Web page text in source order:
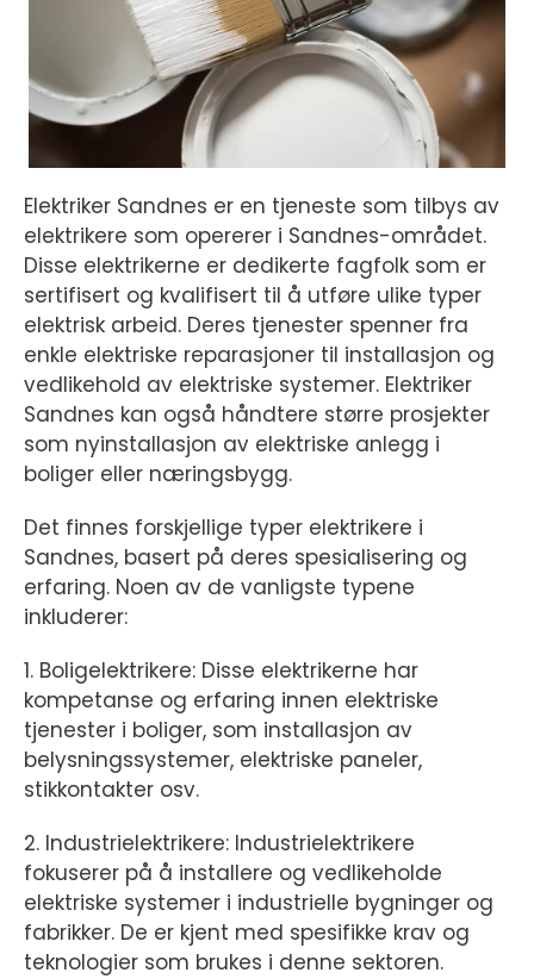
Elektriker Sandnes er en tjeneste som tilbys av
elektrikere som opererer i Sandnes-området.
Disse elektrikerne er dedikerte fagfolk som er
sertifisert og kvalifisert til å utføre ulike typer
elektrisk arbeid. Deres tjenester spenner fra
enkle elektriske reparasjoner til installasjon og
vedlikehold av elektriske systemer. Elektriker
Sandnes kan også håndtere større prosjekter
som nyinstallasjon av elektriske anlegg i
boliger eller næringsbygg.
Det finnes forskjellige typer elektrikere i
Sandnes, basert på deres spesialisering og
erfaring. Noen av de vanligste typene
inkluderer:
1. Boligelektrikere: Disse elektrikerne har
kompetanse og erfaring innen elektriske
tjenester i boliger, som installasjon av
belysningssystemer, elektriske paneler,
stikkontakter osv.
2. Industrielektrikere: Industrielektrikere
fokuserer på å installere og vedlikeholde
elektriske systemer i industrielle bygninger og
fabrikker. De er kjent med spesifikke krav og
teknologier som brukes i denne sektoren.